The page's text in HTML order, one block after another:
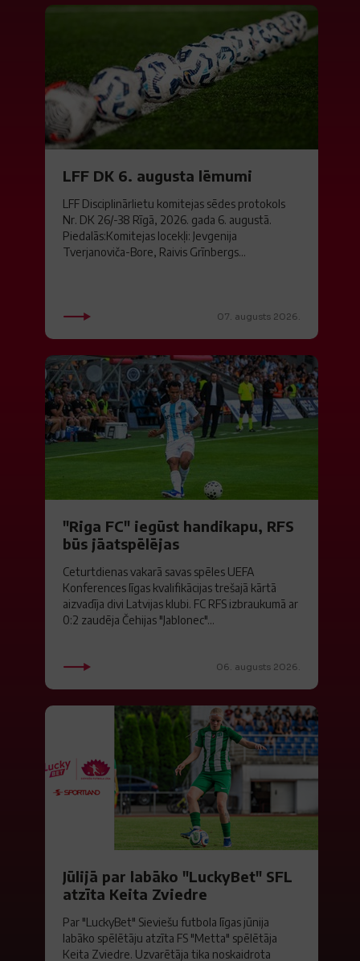
LFF DK 6. augusta lēmumi
LFF Disciplinārlietu komitejas sēdes protokols
Nr. DK 26/-38 Rīgā, 2026. gada 6. augustā.
Piedalās:Komitejas locekļi: Jevgenija
Tverjanoviča-Bore, Raivis Grīnbergs...
07. augusts 2026.
"Riga FC" iegūst handikapu, RFS
būs jāatspēlējas
Ceturtdienas vakarā savas spēles UEFA
Konferences līgas kvalifikācijas trešajā kārtā
aizvadīja divi Latvijas klubi. FC RFS izbraukumā ar
0:2 zaudēja Čehijas "Jablonec"...
06. augusts 2026.
Jūlijā par labāko "LuckyBet" SFL
atzīta Keita Zviedre
Par "LuckyBet" Sieviešu futbola līgas jūnija
labāko spēlētāju atzīta FS "Metta" spēlētāja
Keita Zviedre. Uzvarētāja tika noskaidrota